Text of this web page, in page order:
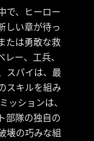
で、ヒーロー
しい章が待っ
たは勇敢な救
ー、工兵、
スパイは、最
スキルを組み
ッションは、
部隊の独自の
壊の巧みな組